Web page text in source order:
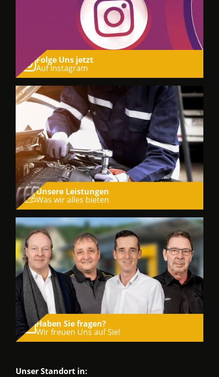
Folge Uns jetzt
Auf Instagram
Unsere Leistungen
Was wir alles bieten
Haben Sie fragen?
Wir freuen Uns auf Sie!
Unser Standort in: